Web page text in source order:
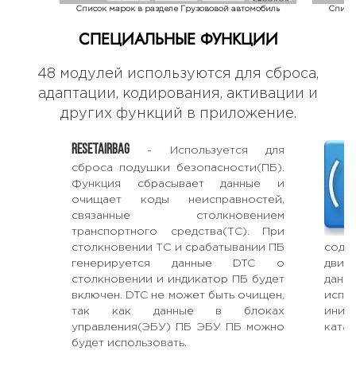
Список марок в разделе Грузововой автомобиль
СПЕЦИАЛЬНЫЕ ФУНКЦИИ
48 модулей используются для сброса,
адаптации, кодирования, активации и
других функций в приложение.
RESETAIRBAG - Используется для
сброса подушки безопасности(ПБ).
Функция сбрасывает данные и
очищает коды неисправностей,
связанные столкновением
транспортного средства(ТС). При
столкновении ТС и срабатывании ПБ
генерируется данные DTC о
столкновении и индикатор ПБ будет
включен. DTC не может быть очищен,
так как данные в блоках
управления(ЭБУ) ПБ ЭБУ ПБ можно
будет использовать.